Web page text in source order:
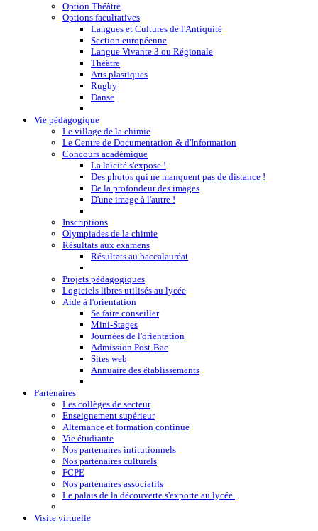
Option Théâtre
Options facultatives
Langues et Cultures de l'Antiquité
Section européenne
Langue Vivante 3 ou Régionale
Théâtre
Arts plastiques
Rugby
Danse
Vie pédagogique
Le village de la chimie
Le Centre de Documentation & d'Information
Concours académique
La laïcité s'expose !
Des photos qui ne manquent pas de distance !
De la profondeur des images
D'une image à l'autre !
Inscriptions
Olympiades de la chimie
Résultats aux examens
Résultats au baccalauréat
Projets pédagogiques
Logiciels libres utilisés au lycée
Aide à l'orientation
Se faire conseiller
Mini-Stages
Journées de l'orientation
Admission Post-Bac
Sites web
Annuaire des établissements
Partenaires
Les collèges de secteur
Enseignement supérieur
Alternance et formation continue
Vie étudiante
Nos partenaires intitutionnels
Nos partenaires culturels
FCPE
Nos partenaires associatifs
Le palais de la découverte s'exporte au lycée.
Visite virtuelle